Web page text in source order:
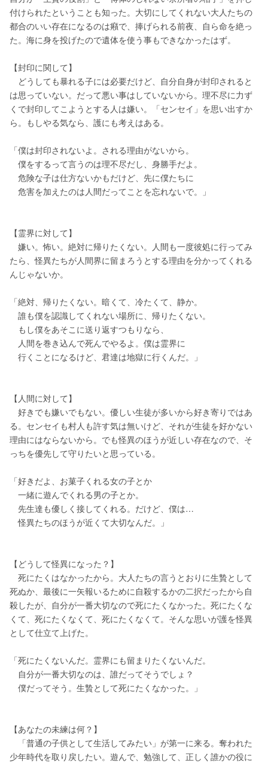
付けられたということも知った。大切にしてくれない大人たちの
都合のいい存在になるのは癪で、捧げられる前夜、自ら命を絶っ
た。海に身を投げたので遺体を使う事もできなかったはず。
【封印に関して】
どうしても暴れる子には必要だけど、自分自身が封印されると
は思っていない。だって悪い事はしていないから。理不尽に力ず
くで封印してこようとする人は嫌い。「センセイ」を思い出すか
ら。もしやる気なら、護にも考えはある。
「僕は封印されないよ。される理由がないから。
僕をするって言うのは理不尽だし、身勝手だよ。
危険な子は仕方ないかもだけど、先に僕たちに
危害を加えたのは人間だってことを忘れないで。」
【霊界に対して】
嫌い。怖い。絶対に帰りたくない。人間も一度彼処に行ってみ
たら、怪異たちが人間界に留まろうとする理由を分かってくれる
んじゃないか。
「絶対、帰りたくない。暗くて、冷たくて、静か。
誰も僕を認識してくれない場所に、帰りたくない。
もし僕をあそこに送り返すつもりなら、
人間を巻き込んで死んでやるよ。僕は霊界に
行くことになるけど、君達は地獄に行くんだ。」
【人間に対して】
好きでも嫌いでもない。優しい生徒が多いから好き寄りではあ
る。センセイも村人も許す気は無いけど、それが生徒を好かない
理由にはならないから。でも怪異のほうが近しい存在なので、そ
っちを優先して守りたいと思っている。
「好きだよ、お菓子くれる女の子とか
一緒に遊んでくれる男の子とか。
先生達も優しく接してくれる。だけど、僕は…
怪異たちのほうが近くて大切なんだ。」
【どうして怪異になった？】
死にたくはなかったから。大人たちの言うとおりに生贄として
死ぬか、最後に一矢報いるために自殺するかの二択だったから自
殺したが、自分が一番大切なので死にたくなかった。死にたくな
くて、死にたくなくて、死にたくなくて。そんな思いが護を怪異
として仕立て上げた。
「死にたくないんだ。霊界にも留まりたくないんだ。
自分が一番大切なのは、誰だってそうでしょ？
僕だってそう。生贄として死にたくなかった。」
【あなたの未練は何？】
「普通の子供として生活してみたい」が第一に来る。奪われた
少年時代を取り戻したい。遊んで、勉強して、正しく誰かの役に